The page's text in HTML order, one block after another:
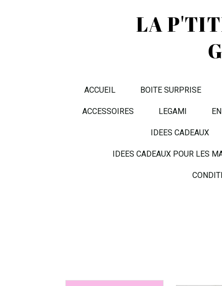
LA
ACCUEIL BOITE SURPRISE
ACCESSOIRES LEGAMI
IDEES CADEAUX
IDEES CADEAUX POUR LES